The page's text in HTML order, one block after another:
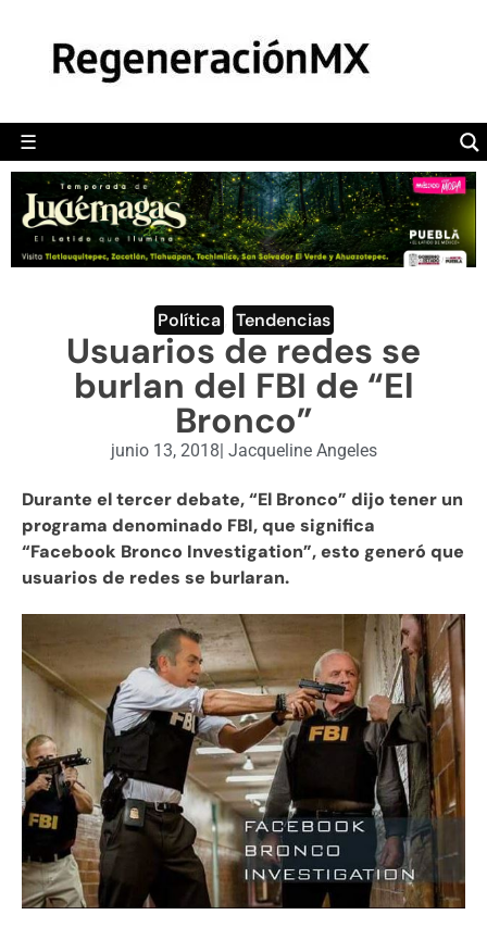
☰
POLÍTICA
CAMALEÓN
OPINIÓN
DEPORTES
ENGLISH SECTION
VIDEOS
Política Tendencias
Usuarios de redes se
burlan del FBI de “El
Bronco”
junio 13, 2018| Jacqueline Angeles
Durante el tercer debate, “El Bronco” dijo tener un
programa denominado FBI, que significa
“Facebook Bronco Investigation”, esto generó que
usuarios de redes se burlaran.